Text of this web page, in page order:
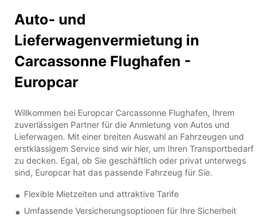
Auto- und
Lieferwagenvermietung in
Carcassonne Flughafen -
Europcar
Willkommen bei Europcar Carcassonne Flughafen, Ihrem
zuverlässigen Partner für die Anmietung von Autos und
Lieferwagen. Mit einer breiten Auswahl an Fahrzeugen und
erstklassigem Service sind wir hier, um Ihren Transportbedarf
zu decken. Egal, ob Sie geschäftlich oder privat unterwegs
sind, Europcar hat das passende Fahrzeug für Sie.
Flexible Mietzeiten und attraktive Tarife
Umfassende Versicherungsoptionen für Ihre Sicherheit